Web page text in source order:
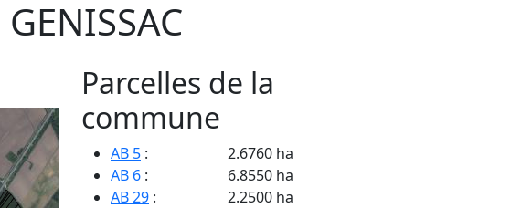
GENISSAC
Parcelles de la
commune
AB 5 :
2.6760 ha
AB 6 :
6.8550 ha
AB 29 :
2.2500 ha